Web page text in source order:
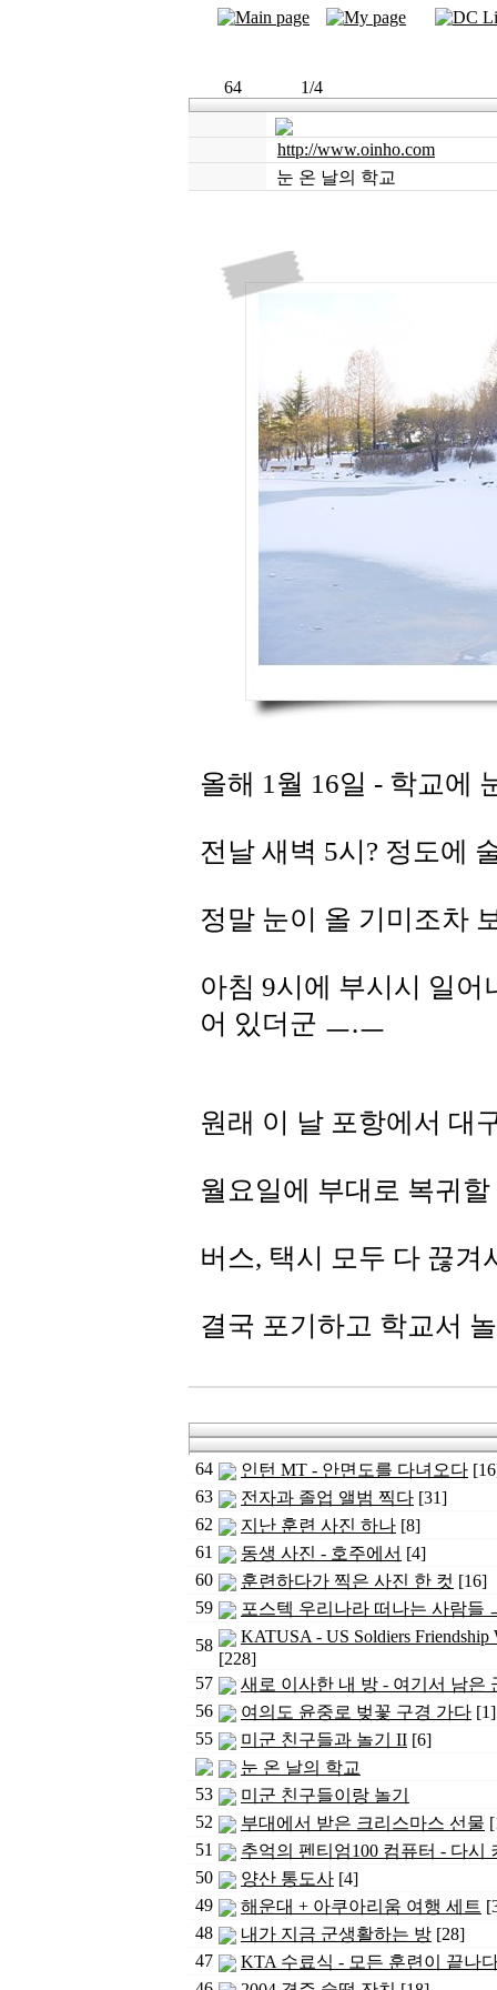
64 1/4
http://www.oinho.com
눈 온 날의 학교
올해 1월 16일 - 학교에
전날 새벽 5시? 정도에
정말 눈이 올 기미조차
아침 9시에 부시시 일
어 있더군 ㅡ.ㅡ
원래 이 날 포항에서 대
월요일에 부대로 복귀
버스, 택시 모두 다 끊겨
결국 포기하고 학교서
64 인턴 MT - 안면도를 다녀오다
63
전자과 졸업 앨범 찍다 [31]
62
지난 훈련 사진 하나 [8]
61
동생 사진 - 호주에서 [4]
60
훈련하다가 찍은 사진 한 컷 [16]
59
포스텍 우리나라 떠나는 사람들
58
KATUSA - US Soldiers Friendship
[228]
57
새로 이사한 내 방 - 여기서 남은
56
여의도 윤중로 벚꽃 구경 가다 [1]
55
미군 친구들과 놀기 II [6]
눈 온 날의 학교
53
미군 친구들이랑 놀기
52
부대에서 받은 크리스마스 선물
51
추억의 펜티엄100 컴퓨터 - 다시
50
양산 통도사 [4]
49
해운대 + 아쿠아리움 여행 세트
48
내가 지금 군생활하는 방 [28]
47
KTA 수료식 - 모든 훈련이 끝나